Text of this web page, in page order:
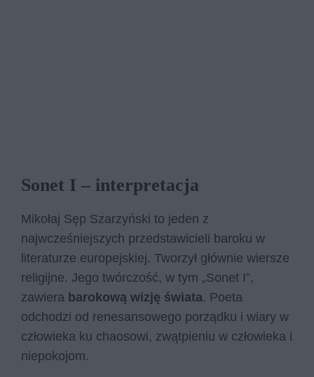
Sonet I – interpretacja
Mikołaj Sęp Szarzyński to jeden z
najwcześniejszych przedstawicieli baroku w
literaturze europejskiej. Tworzył głównie wiersze
religijne. Jego twórczość, w tym „Sonet I”,
zawiera barokową wizję świata. Poeta
odchodzi od renesansowego porządku i wiary w
człowieka ku chaosowi, zwątpieniu w człowieka i
niepokojom.